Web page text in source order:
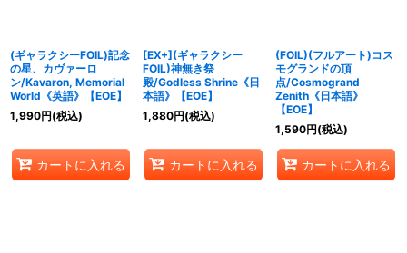
(ギャラクシーFOIL)記念
の星、カヴァーロ
ン/Kavaron, Memorial
World《英語》【EOE】
1,990円(税込)
カートに入れる
[EX+](ギャラクシー
FOIL)神無き祭
殿/Godless Shrine《日
本語》【EOE】
1,880円(税込)
カートに入れる
(FOIL)(フルアート)コス
モグランドの頂
点/Cosmogrand
Zenith《日本語》
【EOE】
1,590円(税込)
カートに入れる